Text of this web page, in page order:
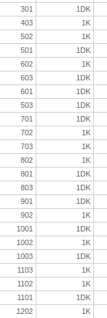
301
1DK
403
1K
502
1K
501
1DK
602
1K
603
1DK
601
1DK
503
1DK
701
1DK
702
1K
703
1K
802
1K
801
1DK
803
1DK
901
1DK
902
1K
1001
1DK
1002
1K
1003
1DK
1103
1K
1102
1K
1101
1DK
1202
1K